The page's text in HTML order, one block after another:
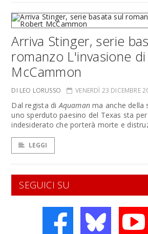
Arriva Stinger, serie
romanzo L'invasione
McCammon
DI LEO LORUSSO VENERDÌ 23 DICEMBRE
Dal regista diAquaman ma anche della
uno sperduto paesino del Texas sta
indesiderato che porterà morte e
LEGGI
SEGUICI SU